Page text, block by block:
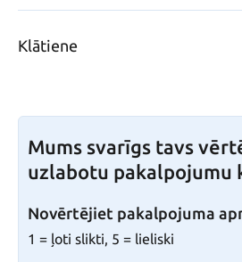
Klātiene
Mums svarīgs tavs
uzlabotu pakalpojumu
Novērtējiet pakalpojuma
1 = ļoti slikti, 5 = lieliski